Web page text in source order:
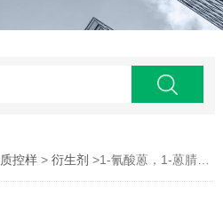
质控样 >衍生剂 >1-氰酸蒽，1-蒽腈，1-AN，HT,T-2毒素衍生